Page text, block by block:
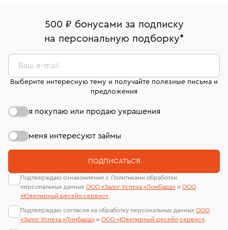
комиссионных украшений и часов смотрите на
странице«Возврат украшений»
Москва, ул. Грузинский Вал, д. 28/45
Срок бронирования украшения при самовывозе из
Оплата наличными или картой
Система быстрых платежей (по QR-коду)
В кредит от Т-Банка (до 50 000 руб., на 3–6 мес.)
номер (УИН)
На особо ценные изделия получены
сертификаты МГУ и других геммологических
лабораторий
500 ₽ бонусами за подписку
на персональную подборку*
Ваш e-mail
Выберите интересную тему и получайте полезные письма и
предложения
я покупаю или продаю украшения
меня интересуют займы
ПОДПИСАТЬСЯ
Подтверждаю ознакомление с Политиками обработки
персональных данных ООО «Залог Успеха «Ломбард» и ООО
«Ювелирный ресейл-сервиc».
Подтверждаю согласия на обработку персональных данных ООО
«Залог Успеха «Ломбард» и ООО «Ювелирный ресейл-сервиc».